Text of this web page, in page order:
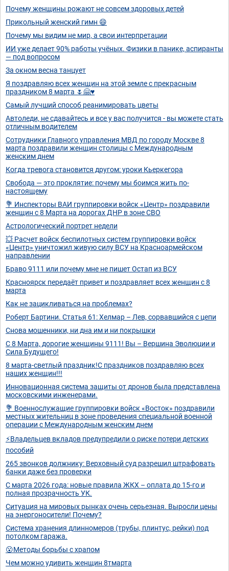
Почему женщины рожают не совсем здоровых детей
Прикольный женский гимн 😄
Почему мы видим не мир, а свои интерпретации
ИИ уже делает 90% работы учёных. Физики в панике, аспиранты
— под вопросом
За окном весна танцует
Я поздравляю всех женщин на этой земле с прекрасным
праздником 8 марта 🌷🤗♥️
Самый лучший способ реанимировать цветы
Автоледи, не сдавайтесь и все у вас получится - вы можете стать
отличным водителем
Сотрудники Главного управления МВД по городу Москве 8
марта поздравили женщин столицы с Международным
женским днем
Когда тревога становится другом: уроки Кьеркегора
Свобода — это проклятие: почему мы боимся жить по-
настоящему
💐 Инспекторы ВАИ группировки войск «Центр» поздравили
женщин с 8 Марта на дорогах ДНР в зоне СВО
Астрологический портрет недели
💥 Расчет войск беспилотных систем группировки войск
«Центр» уничтожил живую силу ВСУ на Красноармейском
направлении
Браво 9111 или почему мне не пишет Остап из ВСУ
Красноярск передаёт привет и поздравляет всех женщин с 8
марта
Как не зацикливаться на проблемах?
Роберт Бартини. Статья 61: Хелмар – Лев, сорвавшийся с цепи
Снова мошенники, ни дна им и ни покрышки
С 8 Марта, дорогие женщины 9111! Вы – Вершина Эволюции и
Сила Будущего!
8 марта-светлый праздник!С праздников поздравляю всех
наших женщин!!!
Инновационная система защиты от дронов была представлена
московскими инженерами.
💐 Военнослужащие группировки войск «Восток» поздравили
местных жительниц в зоне проведения специальной военной
операции с Международным женским днем
⚡Владельцев вкладов предупредили о риске потери детских
пособий
265 звонков должнику: Верховный суд разрешил штрафовать
банки даже без проверки
С марта 2026 года: новые правила ЖКХ – оплата до 15-го и
полная прозрачность УК.
Ситуация на мировых рынках очень серьезная. Выросли цены
на энергоносители! Почему?
Система хранения длинномеров (трубы, плинтус, рейки) под
потолком гаража.
😮Методы борьбы с храпом
Чем можно удивить женщин 8тмарта